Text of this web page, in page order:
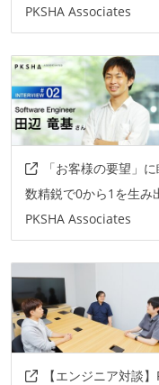
openai-api
PKSHA Associates
「お客様の要望」
数精鋭で0から1を生み
PKSHA Associates
【エンジニア対談